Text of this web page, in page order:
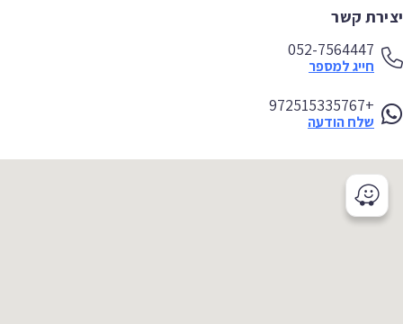
קשר
052-7564447
חייג למספר
+972515335767
שלח הודעה